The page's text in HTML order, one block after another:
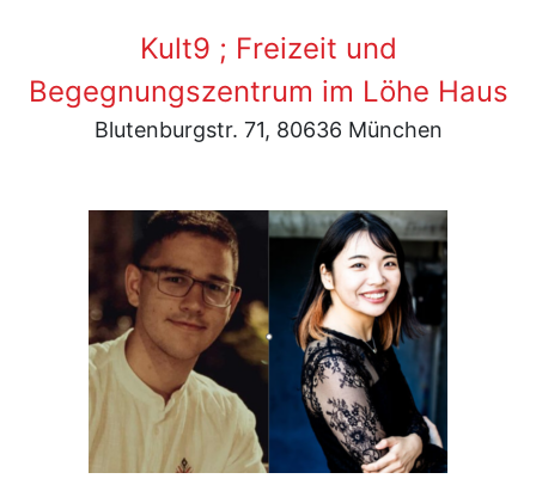
Kult9 ; Freizeit und
Begegnungszentrum im Löhe Haus
Blutenburgstr. 71, 80636 München